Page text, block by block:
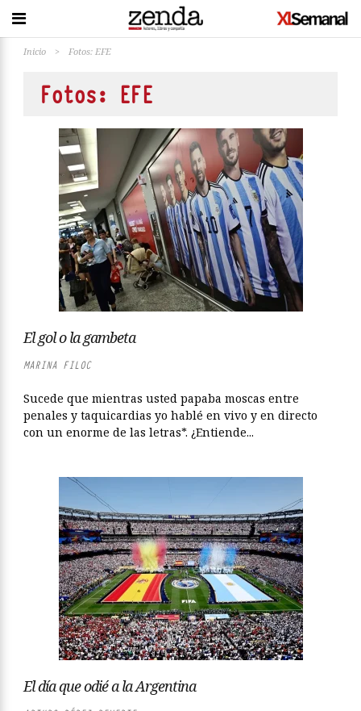
Inicio > Fotos: EFE
Fotos: EFE
El gol o la gambeta
MARINA FILOC
Sucede que mientras usted papaba moscas entre
penales y taquicardias yo hablé en vivo y en directo
con un enorme de las letras*. ¿Entiende...
El día que odié a la Argentina